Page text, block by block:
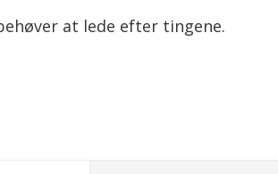
at lede efter tingene.